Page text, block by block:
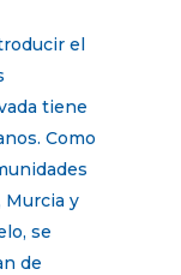
el
tiene
Como
Murcia y
se
de